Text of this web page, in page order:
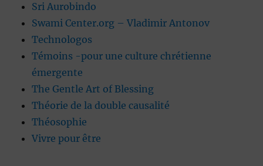
Sri Aurobindo
Swami Center.org – Vladimir Antonov
Technologos
Témoins -pour une culture chrétienne
émergente
The Gentle Art of Blessing
Théorie de la double causalité
Théosophie
Vivre pour être